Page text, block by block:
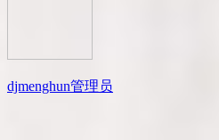
djmenghun管理员